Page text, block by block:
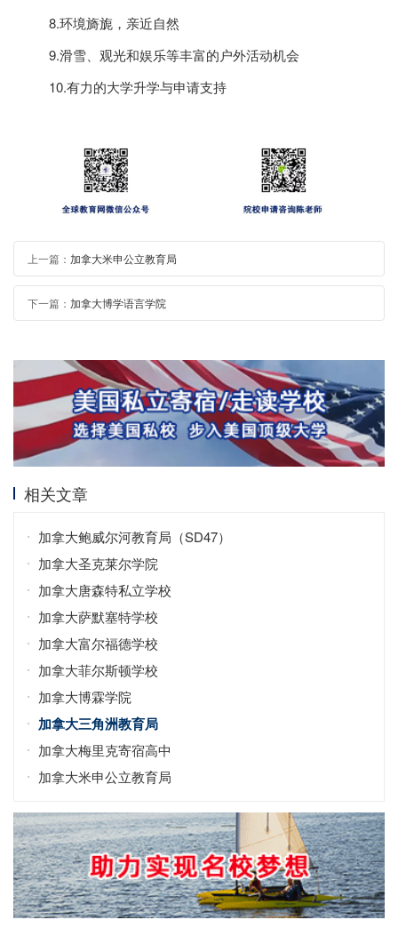
8.环境旖旎，亲近自然
9.滑雪、观光和娱乐等丰富的户外活动机会
10.有力的大学升学与申请支持
上一篇： 加拿大米申公立教育局
下一篇： 加拿大博学语言学院
相关文章
加拿大鲍威尔河教育局（SD47）
加拿大圣克莱尔学院
加拿大唐森特私立学校
加拿大萨默塞特学校
加拿大富尔福德学校
加拿大菲尔斯顿学校
加拿大博霖学院
加拿大三角洲教育局
加拿大梅里克寄宿高中
加拿大米申公立教育局